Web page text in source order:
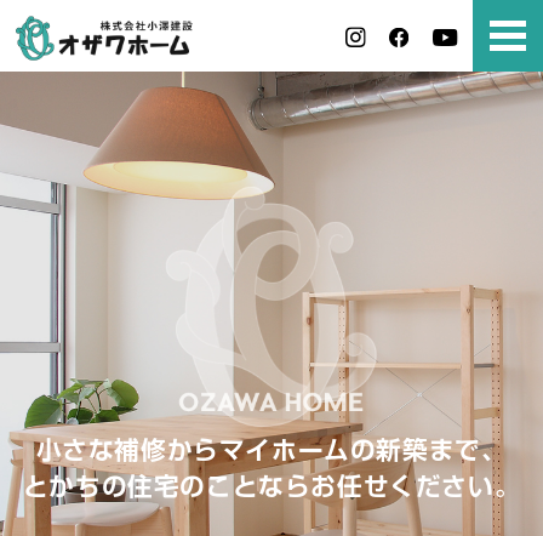
小さな補修からマイホームの新築まで、
とかちの住宅のことならお任せください。